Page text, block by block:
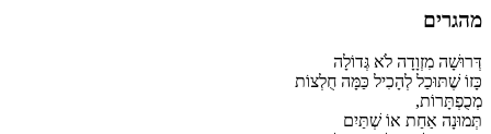
מהגרים
דְּרוּשָׁה מִזְוָדָה לֹא גְּדוֹלָה
כָּזוֹ שֶׁתּוּכַל לְהָכִיל כַּמָּה חֻלְצוֹת
מְכֻפְתָּרוֹת,
תְּמוּנָה אַחַת אוֹ שְׁתַּיִם